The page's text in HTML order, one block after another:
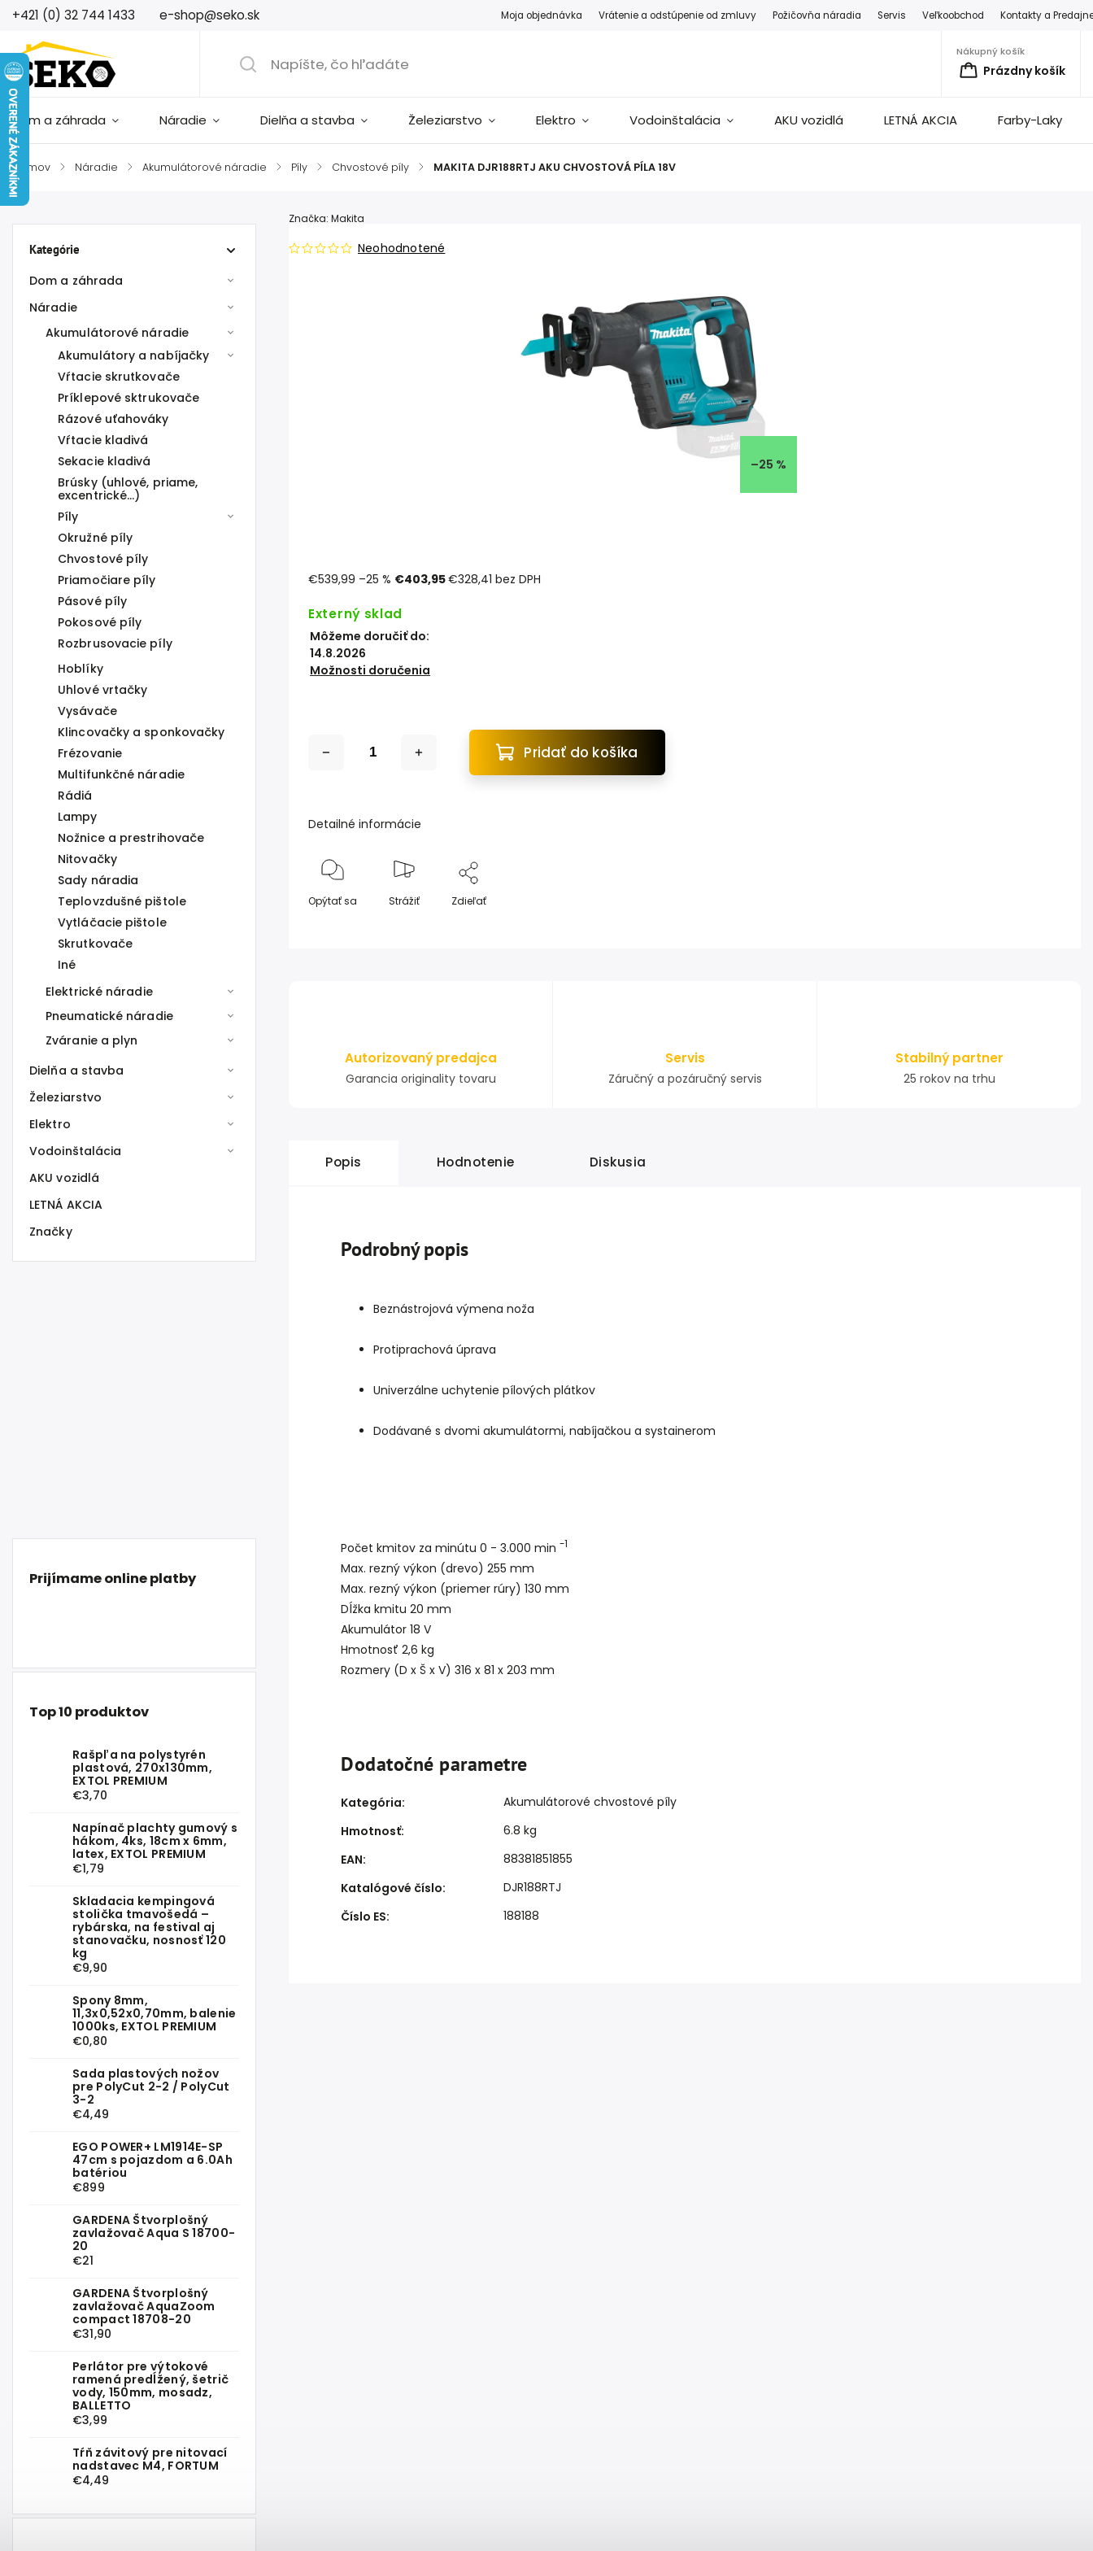
+421 (0) 32 744 1433 e-shop@seko.sk Moja objednávka Vrátenie a odstúpenie od zmluvy Požičovňa náradia Servis Veľkoobchod Kontakty a
Nákupný košík
Prázdny košík
Dom a záhrada Náradie Dielňa a stavba Železiarstvo Elektro Vodoinštalácia AKU vozidlá LETNÁ AKCIA Farby-Laky
Domov / Náradie / Akumulátorové náradie / Píly / Chvostové píly / MAKITA DJR188RTJ AKU CHVOSTOVÁ PÍLA 18V
Kategórie
Dom a záhrada
Náradie
Akumulátorové náradie
Akumulátory a nabíjačky
Vŕtacie skrutkovače
Príklepové sktrukovače
Rázové uťahováky
Vŕtacie kladivá
Sekacie kladivá
Brúsky (uhlové, priame,
excentrické...)
Píly
Okružné píly
Chvostové píly
Priamočiare píly
Pásové píly
Pokosové píly
Rozbrusovacie píly
Hoblíky
Uhlové vrtačky
Vysávače
Klincovačky a sponkovačky
Frézovanie
Multifunkčné náradie
Rádiá
Lampy
Nožnice a prestrihovače
Nitovačky
Sady náradia
Teplovzdušné pištole
Vytláčacie pištole
Skrutkovače
Iné
Elektrické náradie
Pneumatické náradie
Zváranie a plyn
Dielňa a stavba
Železiarstvo
Elektro
Vodoinštalácia
AKU vozidlá
LETNÁ AKCIA
Značky
Prijímame online platby
Top 10 produktov
Rašpľa na polystyrén
plastová, 270x130mm,
EXTOL PREMIUM
€3,70
Napínač plachty gumový s
hákom, 4ks, 18cm x 6mm,
latex, EXTOL PREMIUM
€1,79
Skladacia kempingová
stolička tmavošedá –
rybárska, na festival aj
stanovačku, nosnosť 120
kg
€9,90
Spony 8mm,
11,3x0,52x0,70mm, balenie
1000ks, EXTOL PREMIUM
€0,80
Sada plastových nožov
pre PolyCut 2-2 / PolyCut
3-2
€4,49
EGO POWER+ LM1914E-SP
47cm s pojazdom a 6.0Ah
batériou
€899
GARDENA Štvorplošný
zavlažovač Aqua S 18700-
20
€21
GARDENA Štvorplošný
zavlažovač AquaZoom
compact 18708-20
€31,90
Perlátor pre výtokové
ramená predĺžený, šetrič
vody, 150mm, mosadz,
BALLETTO
€3,99
Tŕň závitový pre nitovací
nadstavec M4, FORTUM
€4,49
Neohodnotené
Značka: Makita
–25 %
€539,99 –25 % €403,95€328,41 bez DPH
Externý sklad
Môžeme doručiť do:
14.8.2026
Možnosti doručenia
Pridať do košíka
Detailné informácie
Opýtať sa Strážiť Zdieľať
Autorizovaný predajca
Garancia originality tovaru
Servis
Záručný a pozáručný servis
Stabilný partner
25 rokov na trhu
Popis Hodnotenie Diskusia
Podrobný popis
Beznástrojová výmena noža
Protiprachová úprava
Univerzálne uchytenie pílových plátkov
Dodávané s dvomi akumulátormi, nabíjačkou a systainerom
Počet kmitov za minútu 0 - 3.000 min -1
Max. rezný výkon (drevo) 255 mm
Max. rezný výkon (priemer rúry) 130 mm
Dĺžka kmitu 20 mm
Akumulátor 18 V
Hmotnosť 2,6 kg
Rozmery (D x Š x V) 316 x 81 x 203 mm
Dodatočné parametre
Kategória:
Akumulátorové chvostové píly
Hmotnosť:
6.8 kg
EAN:
88381851855
Katalógové číslo:
DJR188RTJ
Číslo ES: 188188